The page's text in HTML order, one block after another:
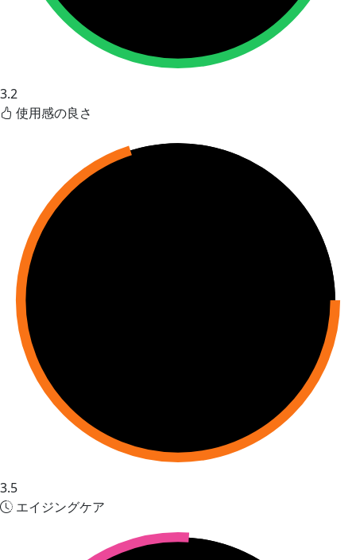
3.2
使用感の良さ
3.5
エイジングケア